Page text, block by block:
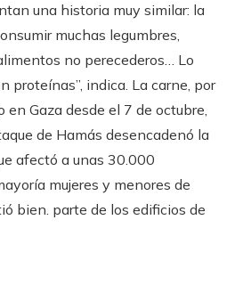
una historia muy similar: la
muchas legumbres,
no perecederos… Lo
proteínas”, indica. La carne, por
en Gaza desde el 7 de octubre,
de Hamás desencadenó la
afectó a unas 30.000
mujeres y menores de
bien. parte de los edificios de